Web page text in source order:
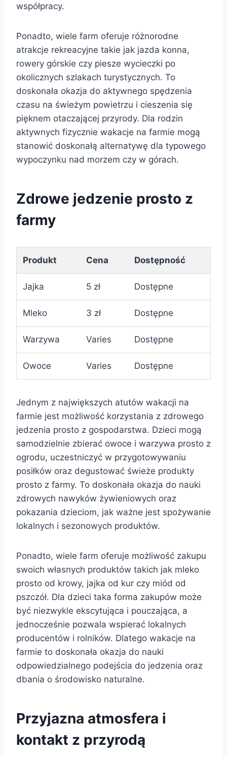
współpracy.
Ponadto, wiele farm oferuje różnorodne
atrakcje rekreacyjne takie jak jazda konna,
rowery górskie czy piesze wycieczki po
okolicznych szlakach turystycznych. To
doskonała okazja do aktywnego spędzenia
czasu na świeżym powietrzu i cieszenia się
pięknem otaczającej przyrody. Dla rodzin
aktywnych fizycznie wakacje na farmie mogą
stanowić doskonałą alternatywę dla typowego
wypoczynku nad morzem czy w górach.
Zdrowe jedzenie prosto z
farmy
Produkt Cena Dostępność
Jajka 5 zł Dostępne
Mleko 3 zł Dostępne
Warzywa Varies Dostępne
Owoce Varies Dostępne
Jednym z największych atutów wakacji na
farmie jest możliwość korzystania z zdrowego
jedzenia prosto z gospodarstwa. Dzieci mogą
samodzielnie zbierać owoce i warzywa prosto z
ogrodu, uczestniczyć w przygotowywaniu
posiłków oraz degustować świeże produkty
prosto z farmy. To doskonała okazja do nauki
zdrowych nawyków żywieniowych oraz
pokazania dzieciom, jak ważne jest spożywanie
lokalnych i sezonowych produktów.
Ponadto, wiele farm oferuje możliwość zakupu
swoich własnych produktów takich jak mleko
prosto od krowy, jajka od kur czy miód od
pszczół. Dla dzieci taka forma zakupów może
być niezwykle ekscytująca i pouczająca, a
jednocześnie pozwala wspierać lokalnych
producentów i rolników. Dlatego wakacje na
farmie to doskonała okazja do nauki
odpowiedzialnego podejścia do jedzenia oraz
dbania o środowisko naturalne.
Przyjazna atmosfera i
kontakt z przyrodą